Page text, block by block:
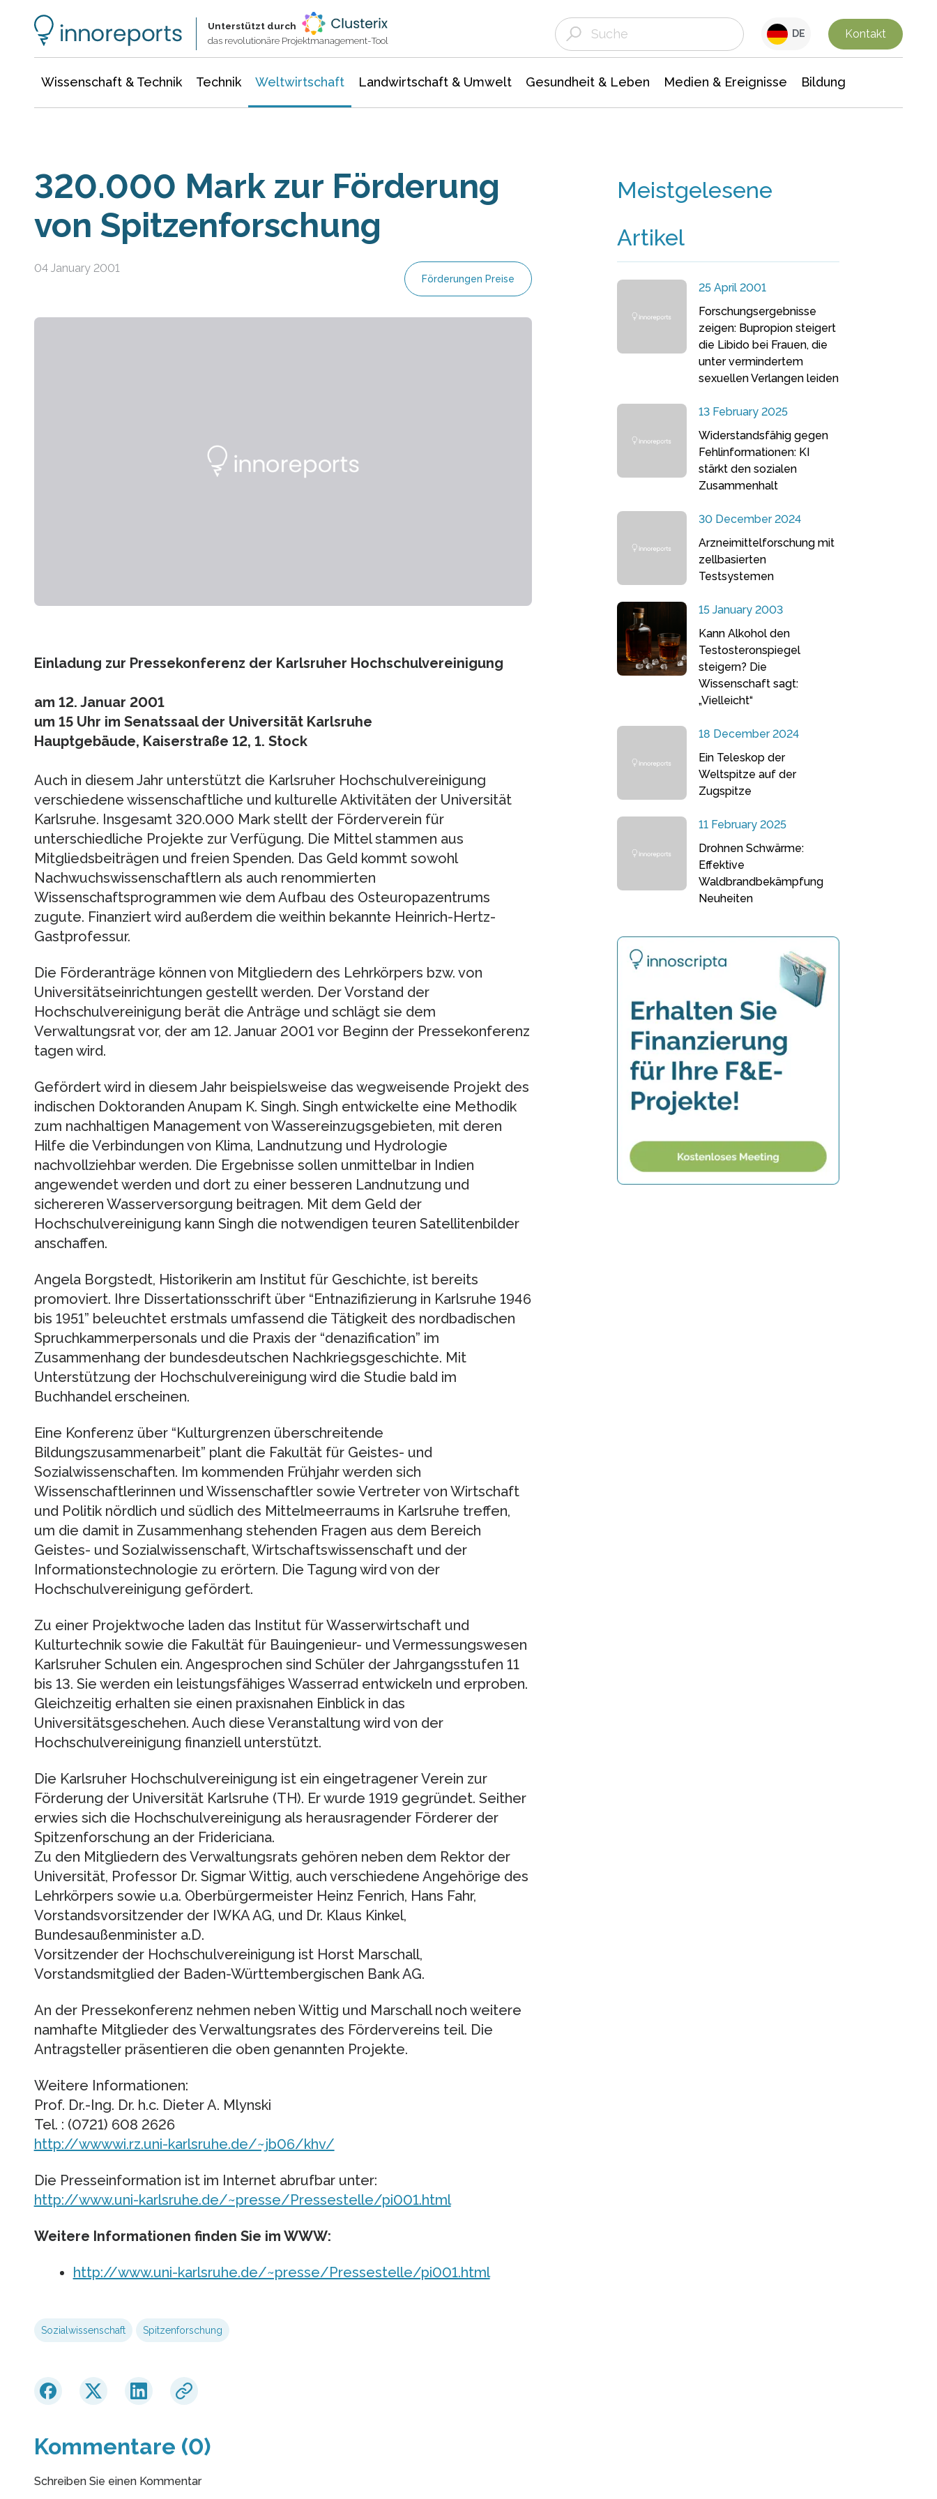
Unterstützt durch
das revolutionäre Projektmanagement-Tool
DE Kontakt
Wissenschaft & Technik Technik Weltwirtschaft Landwirtschaft & Umwelt Gesundheit & Leben Medien & Ereignisse Bildung
320.000 Mark zur Förderung
von Spitzenforschung
04 January 2001
Förderungen Preise
Einladung zur Pressekonferenz der Karlsruher Hochschulvereinigung
am 12. Januar 2001
um 15 Uhr im Senatssaal der Universität Karlsruhe
Hauptgebäude, Kaiserstraße 12, 1. Stock
Auch in diesem Jahr unterstützt die Karlsruher Hochschulvereinigung
verschiedene wissenschaftliche und kulturelle Aktivitäten der Universität
Karlsruhe. Insgesamt 320.000 Mark stellt der Förderverein für
unterschiedliche Projekte zur Verfügung. Die Mittel stammen aus
Mitgliedsbeiträgen und freien Spenden. Das Geld kommt sowohl
Nachwuchswissenschaftlern als auch renommierten
Wissenschaftsprogrammen wie dem Aufbau des Osteuropazentrums
zugute. Finanziert wird außerdem die weithin bekannte Heinrich-Hertz-
Gastprofessur.
Die Förderanträge können von Mitgliedern des Lehrkörpers bzw. von
Universitätseinrichtungen gestellt werden. Der Vorstand der
Hochschulvereinigung berät die Anträge und schlägt sie dem
Verwaltungsrat vor, der am 12. Januar 2001 vor Beginn der Pressekonferenz
tagen wird.
Gefördert wird in diesem Jahr beispielsweise das wegweisende Projekt des
indischen Doktoranden Anupam K. Singh. Singh entwickelte eine Methodik
zum nachhaltigen Management von Wassereinzugsgebieten, mit deren
Hilfe die Verbindungen von Klima, Landnutzung und Hydrologie
nachvollziehbar werden. Die Ergebnisse sollen unmittelbar in Indien
angewendet werden und dort zu einer besseren Landnutzung und
sichereren Wasserversorgung beitragen. Mit dem Geld der
Hochschulvereinigung kann Singh die notwendigen teuren Satellitenbilder
anschaffen.
Angela Borgstedt, Historikerin am Institut für Geschichte, ist bereits
promoviert. Ihre Dissertationsschrift über “Entnazifizierung in Karlsruhe 1946
bis 1951” beleuchtet erstmals umfassend die Tätigkeit des nordbadischen
Spruchkammerpersonals und die Praxis der “denazification” im
Zusammenhang der bundesdeutschen Nachkriegsgeschichte. Mit
Unterstützung der Hochschulvereinigung wird die Studie bald im
Buchhandel erscheinen.
Eine Konferenz über “Kulturgrenzen überschreitende
Bildungszusammenarbeit” plant die Fakultät für Geistes- und
Sozialwissenschaften. Im kommenden Frühjahr werden sich
Wissenschaftlerinnen und Wissenschaftler sowie Vertreter von Wirtschaft
und Politik nördlich und südlich des Mittelmeerraums in Karlsruhe treffen,
um die damit in Zusammenhang stehenden Fragen aus dem Bereich
Geistes- und Sozialwissenschaft, Wirtschaftswissenschaft und der
Informationstechnologie zu erörtern. Die Tagung wird von der
Hochschulvereinigung gefördert.
Zu einer Projektwoche laden das Institut für Wasserwirtschaft und
Kulturtechnik sowie die Fakultät für Bauingenieur- und Vermessungswesen
Karlsruher Schulen ein. Angesprochen sind Schüler der Jahrgangsstufen 11
bis 13. Sie werden ein leistungsfähiges Wasserrad entwickeln und erproben.
Gleichzeitig erhalten sie einen praxisnahen Einblick in das
Universitätsgeschehen. Auch diese Veranstaltung wird von der
Hochschulvereinigung finanziell unterstützt.
Die Karlsruher Hochschulvereinigung ist ein eingetragener Verein zur
Förderung der Universität Karlsruhe (TH). Er wurde 1919 gegründet. Seither
erwies sich die Hochschulvereinigung als herausragender Förderer der
Spitzenforschung an der Fridericiana.
Zu den Mitgliedern des Verwaltungsrats gehören neben dem Rektor der
Universität, Professor Dr. Sigmar Wittig, auch verschiedene Angehörige des
Lehrkörpers sowie u.a. Oberbürgermeister Heinz Fenrich, Hans Fahr,
Vorstandsvorsitzender der IWKA AG, und Dr. Klaus Kinkel,
Bundesaußenminister a.D.
Vorsitzender der Hochschulvereinigung ist Horst Marschall,
Vorstandsmitglied der Baden-Württembergischen Bank AG.
An der Pressekonferenz nehmen neben Wittig und Marschall noch weitere
namhafte Mitglieder des Verwaltungsrates des Fördervereins teil. Die
Antragsteller präsentieren die oben genannten Projekte.
Weitere Informationen:
Prof. Dr.-Ing. Dr. h.c. Dieter A. Mlynski
Tel. : (0721) 608 2626
http://wwwwi.rz.uni-karlsruhe.de/~jb06/khv/
Die Presseinformation ist im Internet abrufbar unter:
http://www.uni-karlsruhe.de/~presse/Pressestelle/pi001.html
Weitere Informationen finden Sie im WWW:
http://www.uni-karlsruhe.de/~presse/Pressestelle/pi001.html
Sozialwissenschaft Spitzenforschung
Kommentare (0)
Schreiben Sie einen Kommentar
Meistgelesene
Artikel
25 April 2001
Forschungsergebnisse
zeigen: Bupropion steigert
die Libido bei Frauen, die
unter vermindertem
sexuellen Verlangen leiden
13 February 2025
Widerstandsfähig gegen
Fehlinformationen: KI
stärkt den sozialen
Zusammenhalt
30 December 2024
Arzneimittelforschung mit
zellbasierten
Testsystemen
15 January 2003
Kann Alkohol den
Testosteronspiegel
steigern? Die
Wissenschaft sagt:
„Vielleicht“
18 December 2024
Ein Teleskop der
Weltspitze auf der
Zugspitze
11 February 2025
Drohnen Schwärme:
Effektive
Waldbrandbekämpfung
Neuheiten